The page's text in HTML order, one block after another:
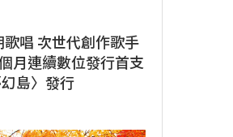
唱 次世代創作歌手
月連續數位發行首支
島〉發行